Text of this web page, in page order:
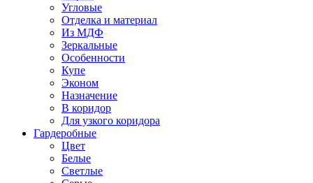
Угловые
Отделка и материал
Из МДФ
Зеркальные
Особенности
Купе
Эконом
Назначение
В коридор
Для узкого коридора
Гардеробные
Цвет
Белые
Светлые